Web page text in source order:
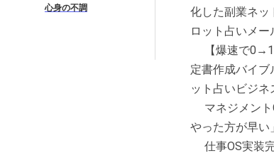
心身の不調
化した副業ネッ
ロット占いメー
【爆速で
定書作成バイブ
ット占いビジネ
マネジメン
やった方が早い
仕事OS実装